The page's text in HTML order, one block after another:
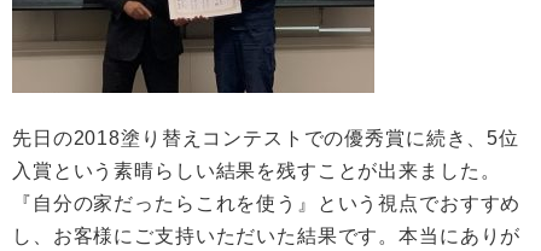
先日の2018塗り替えコンテストでの優秀賞に続き、5位
入賞という素晴らしい結果を残すことが出来ました。
『自分の家だったらこれを使う』という視点でおすすめ
し、お客様にご支持いただいた結果です。本当にありが